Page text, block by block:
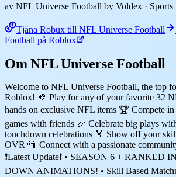
av NFL Universe Football by Voldex · Sports
Tjäna Robux till NFL Universe Football
Football på Roblox
Om NFL Universe Football
Welcome to NFL Universe Football, the top
Roblox! 🏈 Play for any of your favorite 32
hands on exclusive NFL items 🏆 Compete
games with friends 🎉 Celebrate big plays
touchdown celebrations 🏅 Show off your
OVR 👬 Connect with a passionate
❗Latest Update❗ • SEASON 6 + RANKED
DOWN ANIMATIONS! • Skill Based